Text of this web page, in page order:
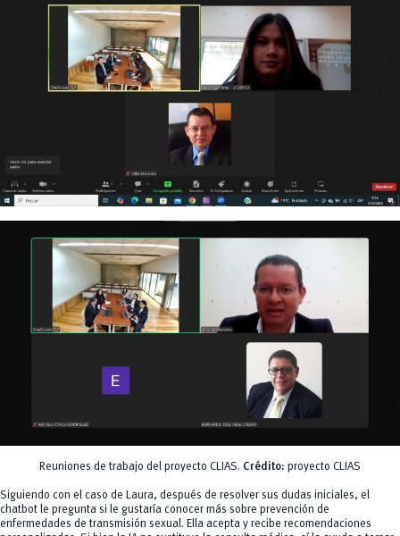
Reuniones de trabajo del proyecto CLIAS. Crédito: proyecto CLIAS
Siguiendo con el caso de Laura, después de resolver sus dudas iniciales, el
chatbot le pregunta si le gustaría conocer más sobre prevención de
enfermedades de transmisión sexual. Ella acepta y recibe recomendaciones